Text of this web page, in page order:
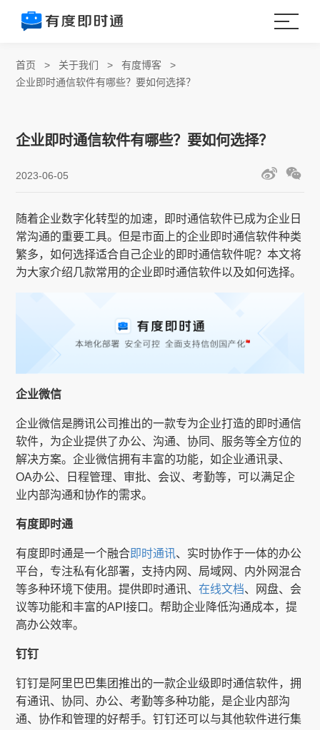
首页 > 关于我们 >有度博客 >
企业即时通信软件有哪些？要如何选择？
企业即时通信软件有哪些？要如何选择？
2023-06-05
随着企业数字化转型的加速，即时通信软件已成为企业日
常沟通的重要工具。但是市面上的企业即时通信软件种类
繁多，如何选择适合自己企业的即时通信软件呢？本文将
为大家介绍几款常用的企业即时通信软件以及如何选择。
企业微信
企业微信是腾讯公司推出的一款专为企业打造的即时通信
软件，为企业提供了办公、沟通、协同、服务等全方位的
解决方案。企业微信拥有丰富的功能，如企业通讯录、
OA办公、日程管理、审批、会议、考勤等，可以满足企
业内部沟通和协作的需求。
有度即时通
有度即时通是一个融合即时通讯、实时协作于一体的办公
平台，专注私有化部署，支持内网、局域网、内外网混合
等多种环境下使用。提供即时通讯、在线文档、网盘、会
议等功能和丰富的API接口。帮助企业降低沟通成本，提
高办公效率。
钉钉
钉钉是阿里巴巴集团推出的一款企业级即时通信软件，拥
有通讯、协同、办公、考勤等多种功能，是企业内部沟
通、协作和管理的好帮手。钉钉还可以与其他软件进行集